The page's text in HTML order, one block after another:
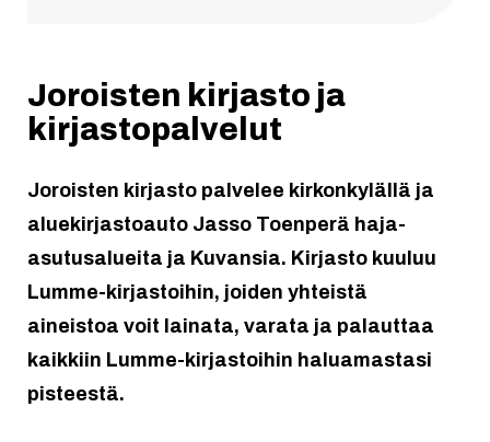
Joroisten kirjasto ja
kirjastopalvelut
Joroisten kirjasto palvelee kirkonkylällä ja
aluekirjastoauto Jasso Toenperä haja-
asutusalueita ja Kuvansia. Kirjasto kuuluu
Lumme-kirjastoihin, joiden yhteistä
aineistoa voit lainata, varata ja palauttaa
kaikkiin Lumme-kirjastoihin haluamastasi
pisteestä.